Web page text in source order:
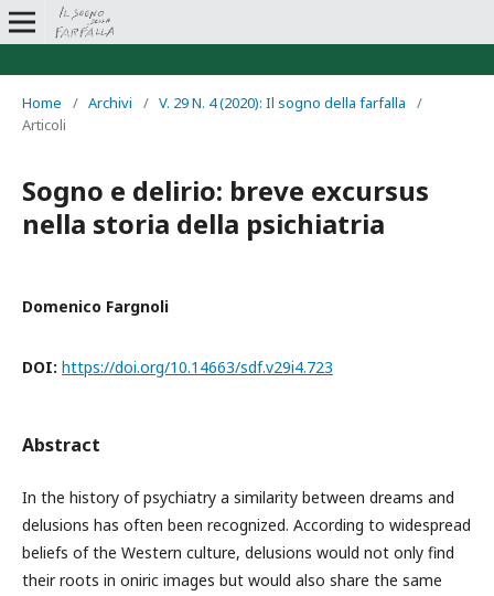
Home / Archivi / V. 29 N. 4 (2020): Il sogno della farfalla
/
Articoli
Sogno e delirio: breve excursus
nella storia della psichiatria
Domenico Fargnoli
DOI: https://doi.org/10.14663/sdf.v29i4.723
Abstract
In the history of psychiatry a similarity between dreams and
delusions has often been recognized. According to widespread
beliefs of the Western culture, delusions would not only find
their roots in oniric images but would also share the same